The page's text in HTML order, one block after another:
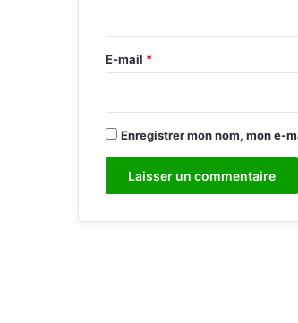
e
E-mail *
Enregistrer mon nom, mon e-